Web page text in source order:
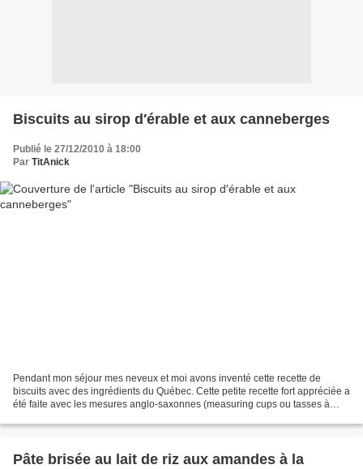
Biscuits au sirop d′érable et aux canneberges
Publié le 27/12/2010 à 18:00
Par TitAnick
Pendant mon séjour mes neveux et moi avons inventé cette recette de
biscuits avec des ingrédients du Québec. Cette petite recette fort appréciée a
été faite avec les mesures anglo-saxonnes (measuring cups ou tasses à
Pâte brisée au lait de riz aux amandes à la